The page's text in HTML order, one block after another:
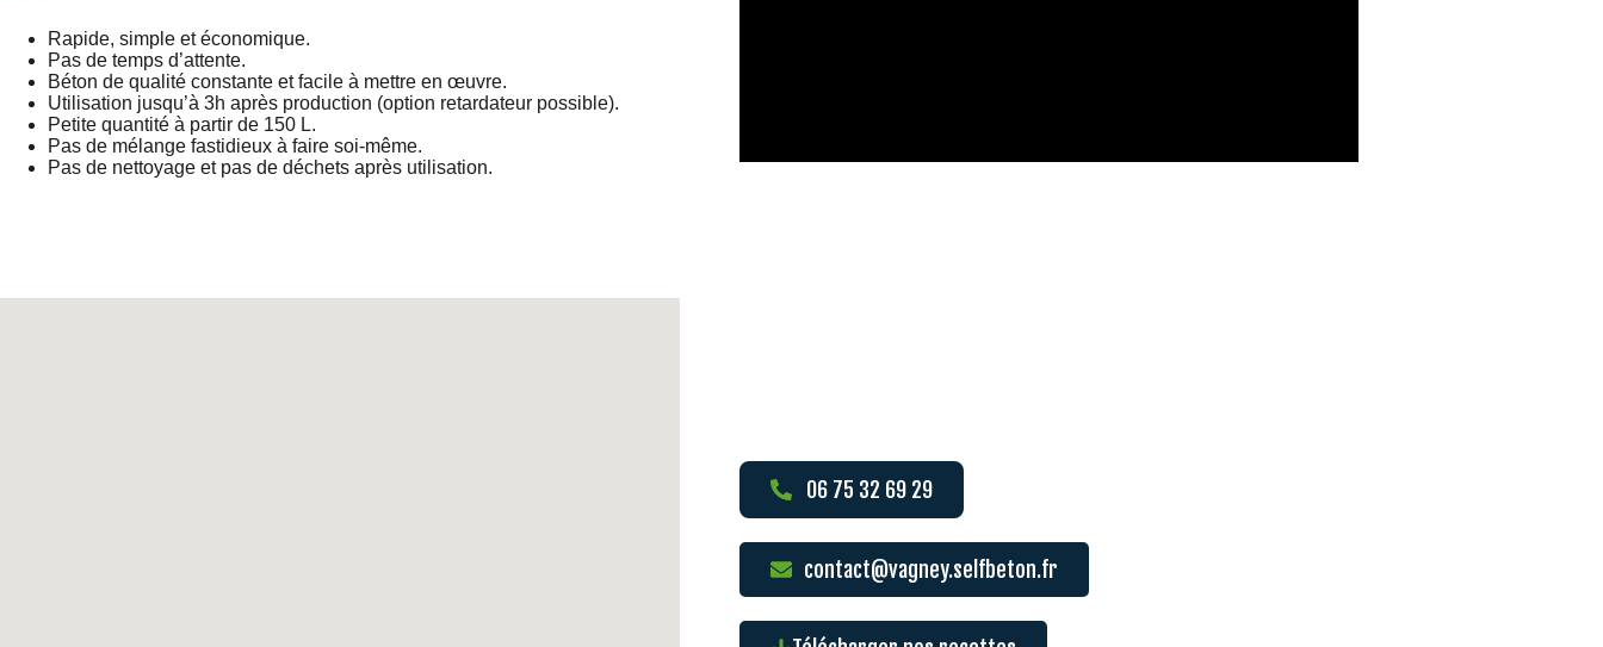
Rapide, simple et économique.
Pas de temps d’attente.
Béton de qualité constante et facile à mettre en œuvre.
Utilisation jusqu’à 3h après production (option retardateur possible).
Petite quantité à partir de 150 L.
Pas de mélange fastidieux à faire soi-même.
Pas de nettoyage et pas de déchets après utilisation.
06 75 32 69 29
contact@vagney.selfbeton.fr